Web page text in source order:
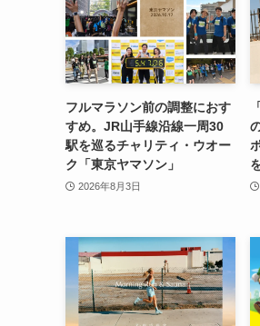
フルマラソン前の調整におす
すめ。JR山手線沿線一周30
駅を巡るチャリティ・ウオー
ク「東京ヤマソン」
2026年8月3日